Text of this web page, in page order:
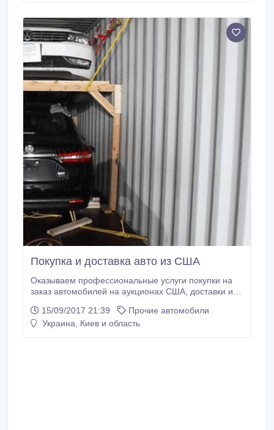
Покупка и доставка авто из США
Оказываем профессиональные услуги покупки на
заказ автомобилей на аукционах США, доставки их
На нашем сайте предоставлен большой выбор авто
в наличии, которые можно заказать из США.
15/09/2017 21:39
Прочие автомобили
Украина, Киев и область